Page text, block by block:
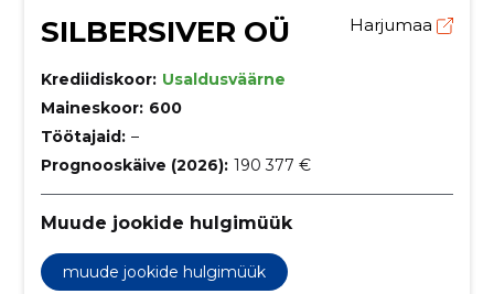
SILBERSIVER OÜ Harjumaa
Krediidiskoor: Usaldusväärne
Maineskoor: 600
Töötajaid: –
Prognooskäive (2026): 190 377 €
Muude jookide hulgimüük
muude jookide hulgimüük